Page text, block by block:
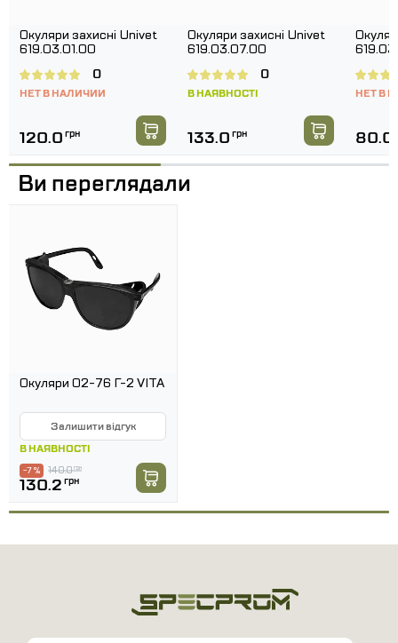
Окуляри захисні Univet
619.03.01.00
НЕТ В НАЛИЧИИ
0
120.0 грн
Окуляри захисні Univet
619.03.07.00
В НАЯВНОСТІ
0
133.0 грн
НЕТ В
80.0
Ви переглядали
Окуляри 02-76 Г-2 VITA
Залишити відгук
В НАЯВНОСТІ
140.0грн
-7 %
130.2 грн